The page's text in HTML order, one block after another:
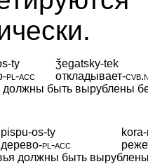
ty
ǯegatsky-tek
‑pl‑acc откладывает‑cvb.
должны быть вырублены
pispu-os-ty
дерево‑pl‑acc
должны быть